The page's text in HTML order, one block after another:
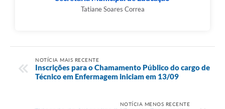
Tatiane Soares Correa
NOTÍCIA MAIS RECENTE
Inscrições para o Chamamento Público do cargo de
Técnico em Enfermagem iniciam em 13/09
NOTÍCIA MENOS RECENTE